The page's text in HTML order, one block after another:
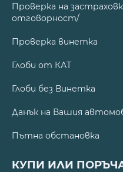
Проверка на
отговорност/
Проверка винетка
Глоби от КАТ
Глоби без Винетка
Данък на Вашия
Пътна обстановка
КУПИ ИЛИ